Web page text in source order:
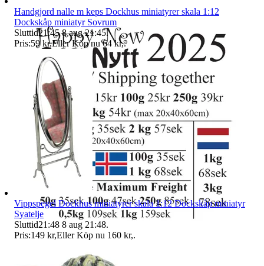
Handgjord nalle m keps Dockhus miniatyrer skala 1:12
Dockskåp miniatyr Sovrum
Sluttid21:45 8 aug 21:45.
Pris:59 kr,Eller Köp nu 64 kr,.
Vippspegel Dockhus miniatyrer skala 1:12 Dockskåp miniatyr
Syatelje
Sluttid21:48 8 aug 21:48.
Pris:149 kr,Eller Köp nu 160 kr,.